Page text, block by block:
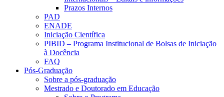
Prazos Internos
PAD
ENADE
Iniciação Científica
PIBID – Programa Institucional de Bolsas de Iniciação
à Docência
FAQ
Pós-Graduação
Sobre a pós-graduação
Mestrado e Doutorado em Educação